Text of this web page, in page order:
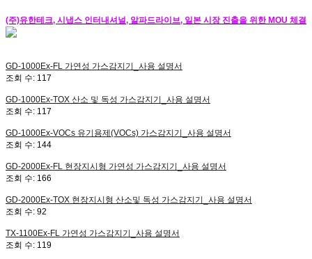
(주)유한테크, 시냅스 인터내셔널, 알파드라이브, 일본 시장 진출을 위한 MOU 체결
GD-1000Ex-FL가연성 가스감지기_사용 설명서
조회 수: 117
GD-1000Ex-TOX산소 및 독성 가스감지기_사용 설명서
조회 수: 117
GD-1000Ex-VOCs유기용제(VOCs) 가스감지기_사용 설명서
조회 수: 144
GD-2000Ex-FL현장지시형 가연성 가스감지기_사용 설명서
조회 수: 166
GD-2000Ex-TOX현장지시형 산소및 독성 가스감지기_사용 설명서
조회 수: 92
TX-1100Ex-FL가연성 가스감지기_사용 설명서
조회 수: 119